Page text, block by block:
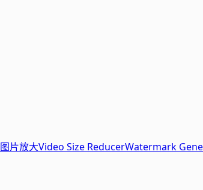
图片放大Video Size ReducerWatermark